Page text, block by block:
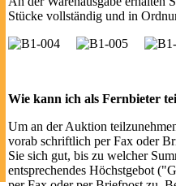
Stücke vollständig und in
Wie kann ich als Fernbieter
Um an der Auktion
vorab schriftlich per Fax oder
Sie sich gut, bis zu welcher
entsprechendes Höchstgebot